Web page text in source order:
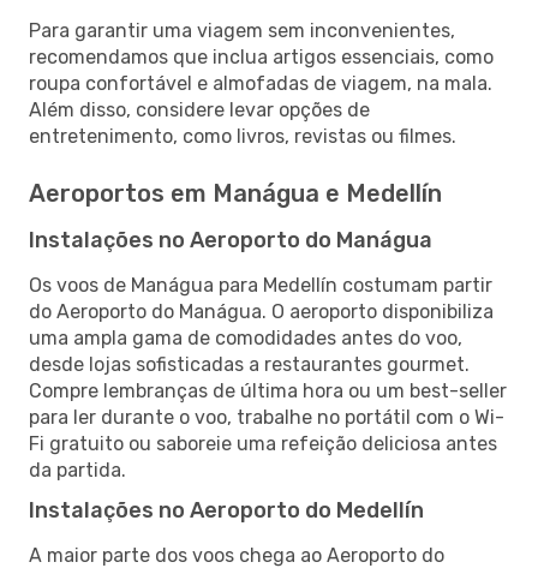
Para garantir uma viagem sem inconvenientes,
recomendamos que inclua artigos essenciais, como
roupa confortável e almofadas de viagem, na mala.
Além disso, considere levar opções de
entretenimento, como livros, revistas ou filmes.
Aeroportos em Manágua e Medellín
Instalações no Aeroporto do Manágua
Os voos de Manágua para Medellín costumam partir
do Aeroporto do Manágua. O aeroporto disponibiliza
uma ampla gama de comodidades antes do voo,
desde lojas sofisticadas a restaurantes gourmet.
Compre lembranças de última hora ou um best-seller
para ler durante o voo, trabalhe no portátil com o Wi-
Fi gratuito ou saboreie uma refeição deliciosa antes
da partida.
Instalações no Aeroporto do Medellín
A maior parte dos voos chega ao Aeroporto do